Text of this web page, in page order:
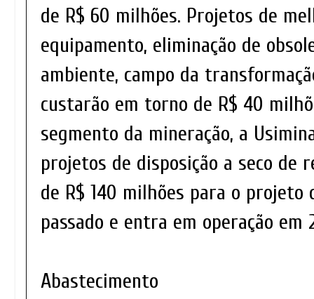
de R$ 60 milhões. Projetos de
equipamento, eliminação de
ambiente, campo da
custarão em torno de R$ 40
segmento da mineração, a
projetos de disposição a seco de
de R$ 140 milhões para o projeto
passado e entra em operação em
Abastecimento